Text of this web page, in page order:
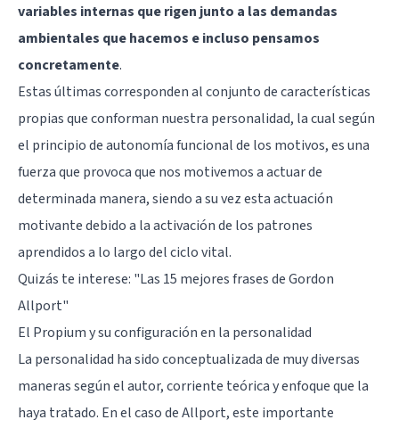
variables internas que rigen junto a las demandas
ambientales que hacemos e incluso pensamos
concretamente.
Estas últimas corresponden al conjunto de características
propias que conforman nuestra personalidad, la cual según
el principio de autonomía funcional de los motivos, es una
fuerza que provoca que nos motivemos a actuar de
determinada manera, siendo a su vez esta actuación
motivante debido a la activación de los patrones
aprendidos a lo largo del ciclo vital.
Quizás te interese: "Las 15 mejores frases de Gordon
Allport"
El Propium y su configuración en la personalidad
La personalidad ha sido conceptualizada de muy diversas
maneras según el autor, corriente teórica y enfoque que la
haya tratado. En el caso de Allport, este importante